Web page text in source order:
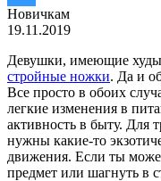
Новичкам
19.11.2019
Девушки, имеющие
стройные ножки. Да и
Все просто в обоих
легкие изменения в
активность в быту. Для
нужны какие-то
движения. Если ты
предмет или шагнуть в